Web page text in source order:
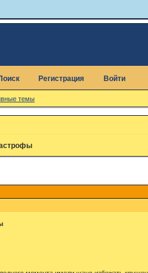
Регистрация Войти
темы